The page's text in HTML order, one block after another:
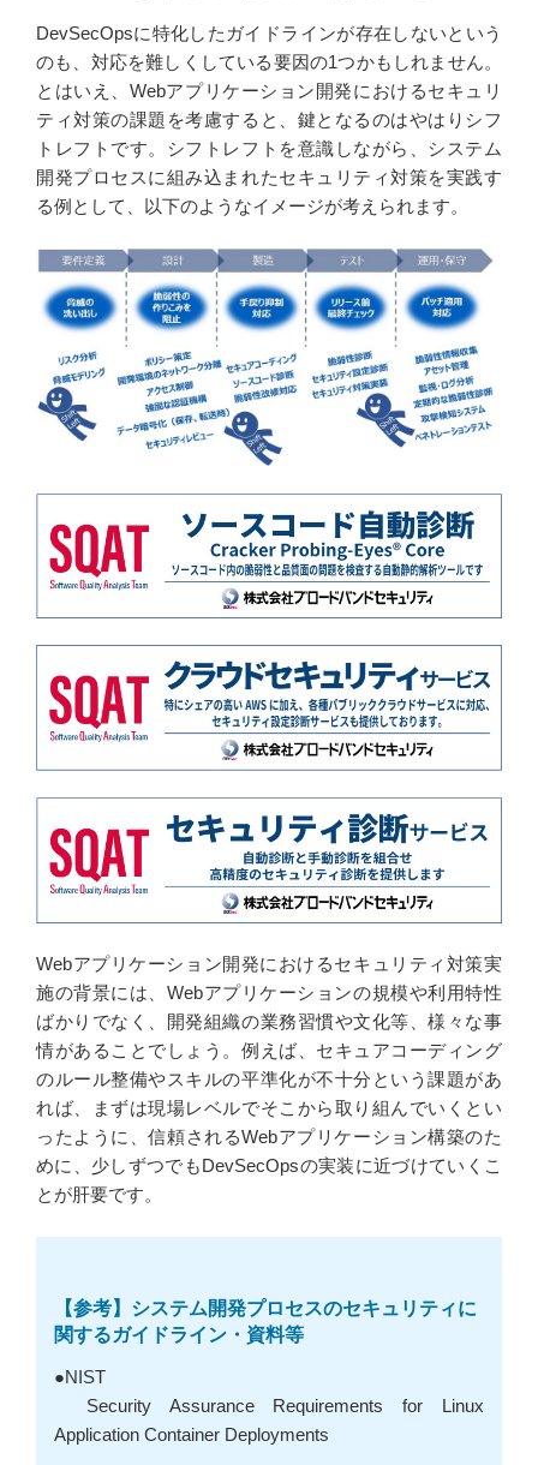
DevSecOpsに特化したガイドラインが存在しないという
のも、対応を難しくしている要因の1つかもしれません。
とはいえ、Webアプリケーション開発におけるセキュリ
ティ対策の課題を考慮すると、鍵となるのはやはりシフ
トレフトです。シフトレフトを意識しながら、システム
開発プロセスに組み込まれたセキュリティ対策を実践す
る例として、以下のようなイメージが考えられます。
Webアプリケーション開発におけるセキュリティ対策実
施の背景には、Webアプリケーションの規模や利用特性
ばかりでなく、開発組織の業務習慣や文化等、様々な事
情があることでしょう。例えば、セキュアコーディング
のルール整備やスキルの平準化が不十分という課題があ
れば、まずは現場レベルでそこから取り組んでいくとい
ったように、信頼されるWebアプリケーション構築のた
めに、少しずつでもDevSecOpsの実装に近づけていくこ
とが肝要です。
【参考】 システム開発プロセスのセキュリティに
関するガイドライン・資料等
●NIST
Security Assurance Requirements for Linux
Application Container Deployments